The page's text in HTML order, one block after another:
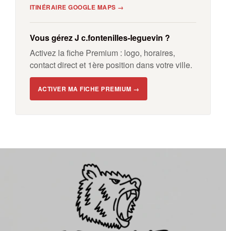
ITINÉRAIRE GOOGLE MAPS →
Vous gérez J c.fontenilles-leguevin ?
Activez la fiche Premium : logo, horaires,
contact direct et 1ère position dans votre ville.
ACTIVER MA FICHE PREMIUM →